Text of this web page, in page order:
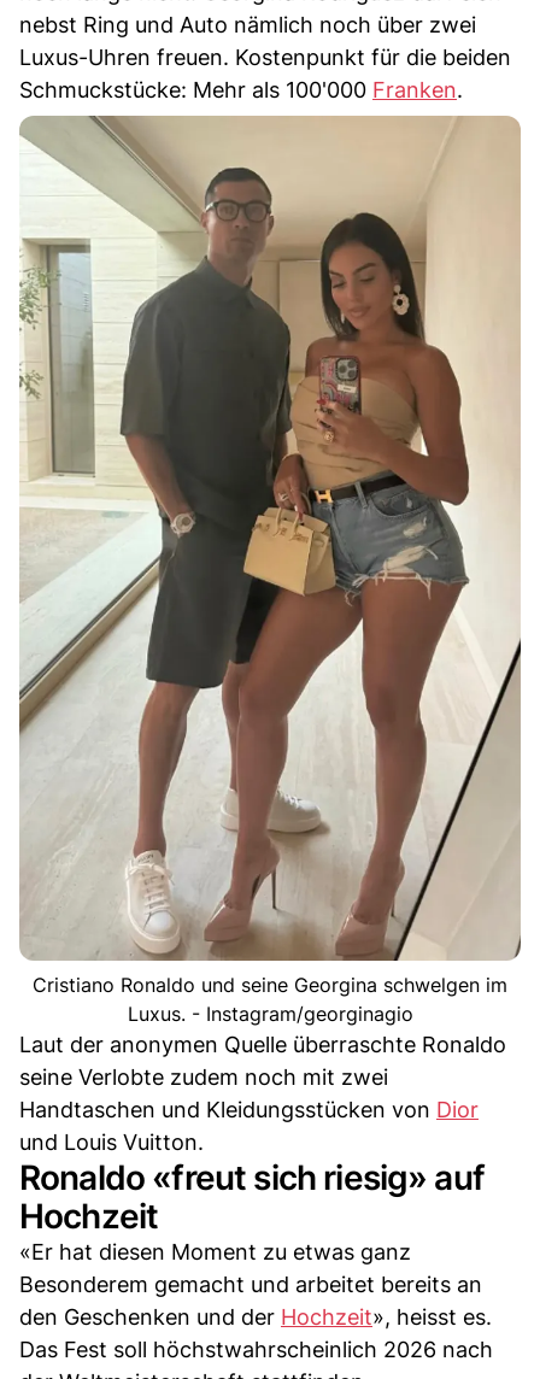
nebst Ring und Auto nämlich noch über zwei
Luxus-Uhren freuen. Kostenpunkt für die beiden
Schmuckstücke: Mehr als 100'000 Franken.
Cristiano Ronaldo und seine Georgina schwelgen im
Luxus. - Instagram/georginagio
Laut der anonymen Quelle überraschte Ronaldo
seine Verlobte zudem noch mit zwei
Handtaschen und Kleidungsstücken von Dior
und Louis Vuitton.
Ronaldo «freut sich riesig» auf
Hochzeit
«Er hat diesen Moment zu etwas ganz
Besonderem gemacht und arbeitet bereits an
den Geschenken und der Hochzeit», heisst es.
Das Fest soll höchstwahrscheinlich 2026 nach